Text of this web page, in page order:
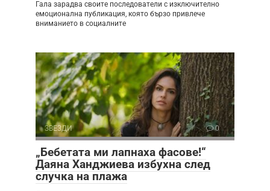
Гала зарадва своите последователи с изключително
емоционална публикация, която бързо привлече
вниманието в социалните
ЗВЕЗДИ 0
„Бебетата ми лапнаха фасове!“
Даяна Ханджиева избухна след
случка на плажа